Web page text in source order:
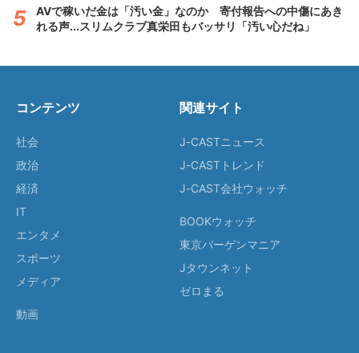
AVで稼いだ金は「汚い金」なのか 寄付報告への中傷にあき
れる声...スリムクラブ真栄田もバッサリ「汚い心だね」
コンテンツ
社会
政治
経済
IT
エンタメ
スポーツ
メディア
動画
関連サイト
J-CASTニュース
J-CASTトレンド
J-CAST会社ウォッチ
BOOKウォッチ
東京バーゲンマニア
Jタウンネット
ゼロまる